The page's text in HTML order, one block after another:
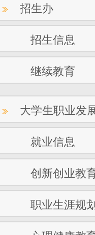
招生办
招生信息
继续教育
大学生职业发
就业信息
创新创业教
职业生涯规